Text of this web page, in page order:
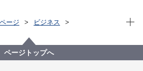
ージ
ビジネス
「建築」ってなんだ？第3弾 「旧上瀬谷
仮称）パークセンター」建設現場での
現在
ページトップへ